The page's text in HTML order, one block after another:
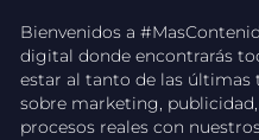
Bienvenidos a
digital donde encontrarás
estar al tanto de las últimas
sobre marketing,
procesos reales con